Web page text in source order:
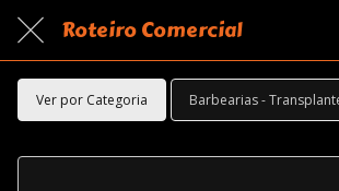
Roteiro Comercial
Ver por Categoria Barbearias -